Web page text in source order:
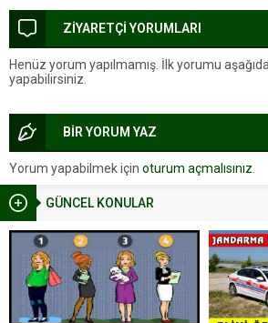
GÜNCEL KONULAR
ZİYARETÇİ YORUMLARI
Henüz yorum yapılmamış. İlk yorumu
yapabilirsiniz.
BİR YORUM YAZ
Yorum yapabilmek için oturum açmalısınız.